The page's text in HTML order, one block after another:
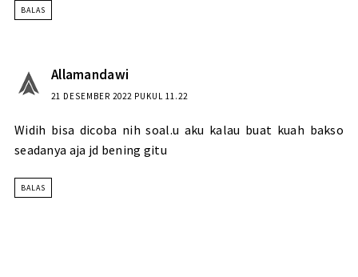
BALAS
Allamandawi
21 DESEMBER 2022 PUKUL 11.22
Widih bisa dicoba nih soal.u aku kalau buat kuah bakso
seadanya aja jd bening gitu
BALAS